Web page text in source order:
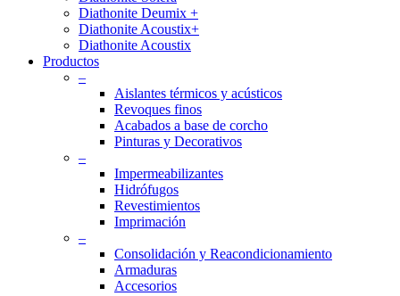
Diathonite Deumix +
Diathonite Acoustix+
Diathonite Acoustix
Productos
–
Aislantes térmicos y acústicos
Revoques finos
Acabados a base de corcho
Pinturas y Decorativos
–
Impermeabilizantes
Hidrófugos
Revestimientos
Imprimación
–
Consolidación y Reacondicionamiento
Armaduras
Accesorios